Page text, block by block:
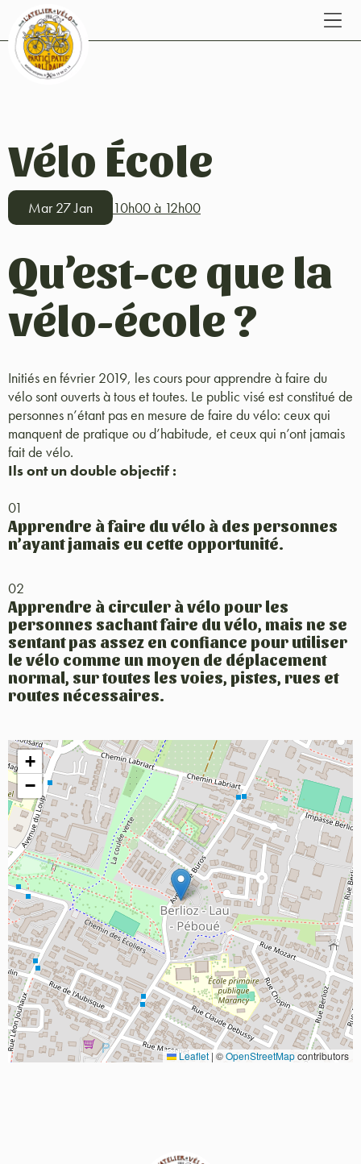
Vélo École
Mar 27 Jan 10h00 à 12h00
Qu’est-ce que la
vélo-école ?
Initiés en février 2019, les cours pour apprendre à faire du
vélo sont ouverts à tous et toutes. Le public visé est constitué de
personnes n’étant pas en mesure de faire du vélo: ceux qui
manquent de pratique ou d’habitude, et ceux qui n’ont jamais
fait de vélo.
Ils ont un double objectif :
01
Apprendre à faire du vélo à des personnes
n’ayant jamais eu cette opportunité.
02
Apprendre à circuler à vélo pour les
personnes sachant faire du vélo, mais ne se
sentant pas assez en confiance pour utiliser
le vélo comme un moyen de déplacement
normal, sur toutes les voies, pistes, rues et
routes nécessaires.
+
−
Leaflet | ©OpenStreetMapcontributors